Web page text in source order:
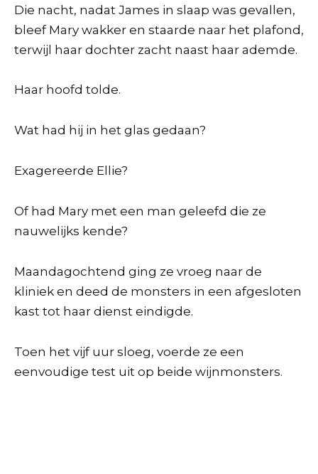
Die nacht, nadat James in slaap was gevallen,
bleef Mary wakker en staarde naar het plafond,
terwijl haar dochter zacht naast haar ademde.
Haar hoofd tolde.
Wat had hij in het glas gedaan?
Exagereerde Ellie?
Of had Mary met een man geleefd die ze
nauwelijks kende?
Maandagochtend ging ze vroeg naar de
kliniek en deed de monsters in een afgesloten
kast tot haar dienst eindigde.
Toen het vijf uur sloeg, voerde ze een
eenvoudige test uit op beide wijnmonsters.